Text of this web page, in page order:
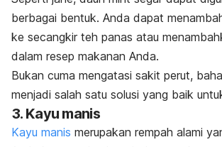
berbagai bentuk. Anda dapat
ke secangkir teh panas atau
dalam resep makanan Anda.
Bukan cuma mengatasi sakit perut,
menjadi salah satu solusi yang baik
3. Kayu manis
Kayu manis merupakan rempah alami